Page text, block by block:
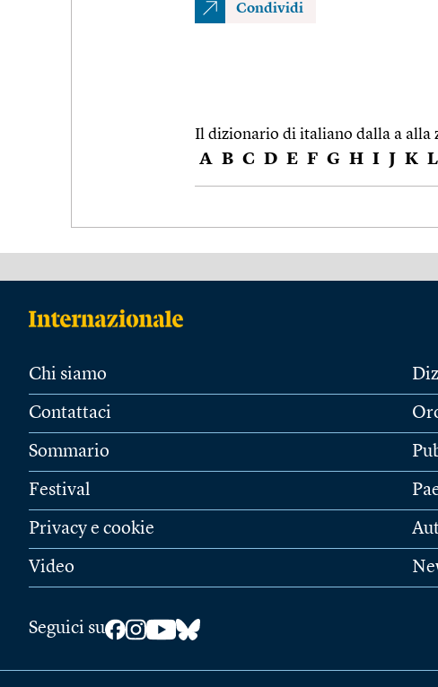
Condividi
Il dizionario di italiano dalla a alla
A B C D E F G H I J K L
Chi siamo
Contattaci
Sommario
Festival
Privacy e cookie
Video
Seguici su